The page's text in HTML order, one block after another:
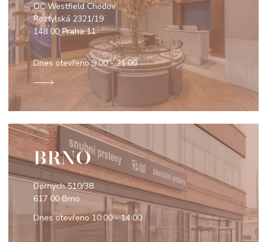
OC Westfield Chodov
Roztylská 2321/19
148 00 Praha 11
Dnes otevřeno9:00 - 21:00
BRNO
Dornych 510/38
617 00 Brno
Dnes otevřeno 10:00 - 14:00